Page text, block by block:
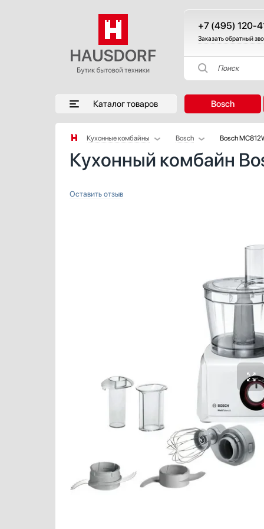
+7 (495) 120-
Заказать обратный
Поиск
Каталог товаров Bosch
Кухонные комбайны
Аксессуары
Водонагреватели
Вспениватели молока
Гладильные системы
Измельчители пищевых отходов
Ионизаторы воды
Bosch
BORK
Bosch
Кухонный комбайн
Оставить отзыв